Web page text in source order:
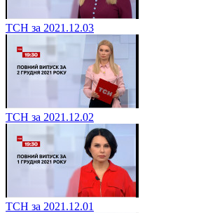
ТСН за 2021.12.03
ТСН за 2021.12.02
ТСН за 2021.12.01